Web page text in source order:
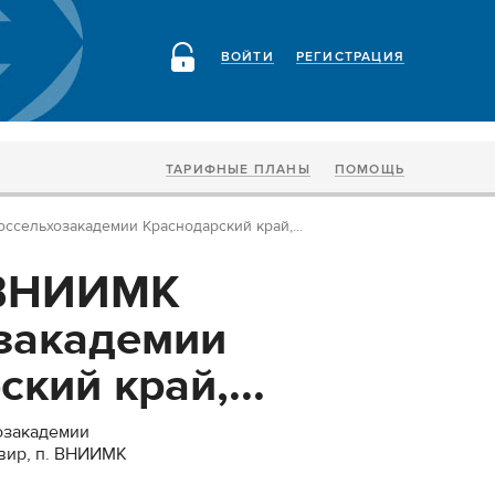
РЕГИСТРАЦИЯ
ВОЙТИ
ТАРИФНЫЕ ПЛАНЫ ПОМОЩЬ
Краснодарский край,...
край,...
п. ВНИИМК